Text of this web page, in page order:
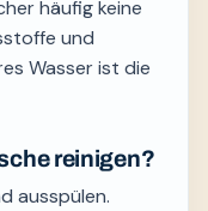
häufig keine
und
Wasser ist die
reinigen?
ausspülen.